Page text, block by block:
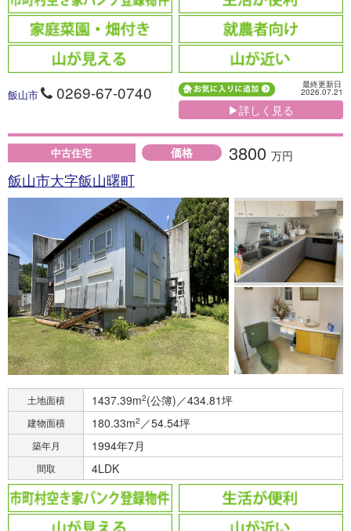
飯山市 0269-67-0740 最終更新日
2026.07.21
▶詳しく見る
中古住宅 価格 3800 万円
飯山市大字飯山曙町
土地面積 1437.39m2(公簿)／434.81坪
建物面積 180.33m2 ／54.54坪
築年月 1994年7月
間取 4LDK